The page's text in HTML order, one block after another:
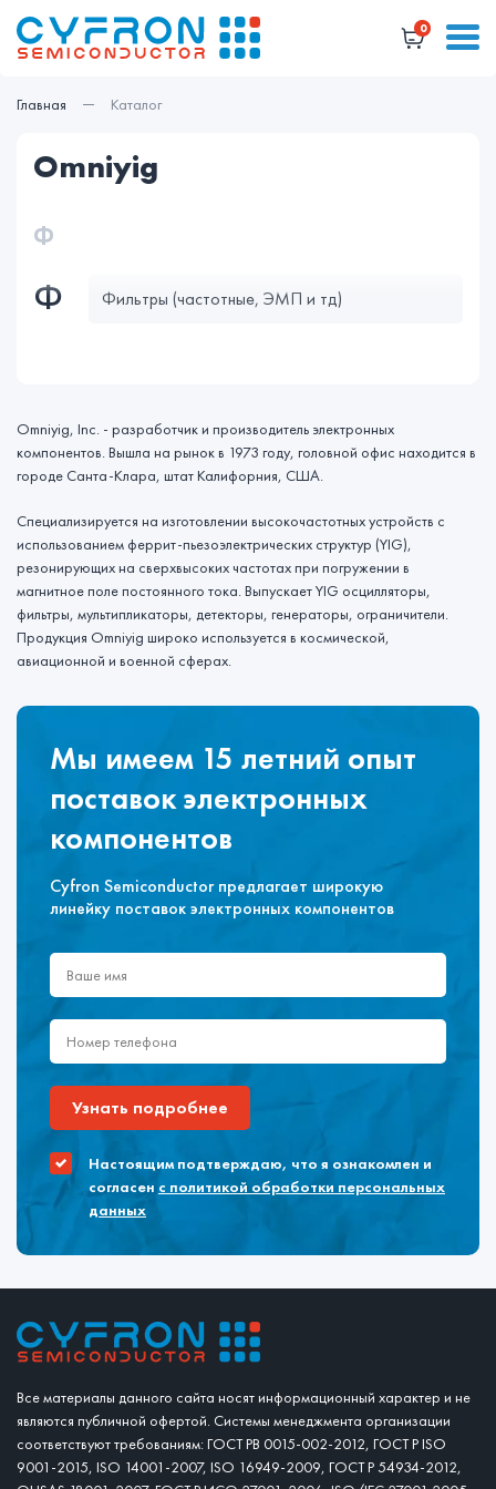
0
Главная Каталог
omniyig
Ф
Ф Фильтры (частотные, ЭМП и тд)
Omniyig, Inc. - разработчик и производитель электронных
компонентов. Вышла на рынок в 1973 году, головной офис находится в
городе Санта-Клара, штат Калифорния, США.
Специализируется на изготовлении высокочастотных устройств с
использованием феррит-пьезоэлектрических структур (YIG),
резонирующих на сверхвысоких частотах при погружении в
магнитное поле постоянного тока. Выпускает YIG осцилляторы,
фильтры, мультипликаторы, детекторы, генераторы, ограничители.
Продукция Omniyig широко используется в космической,
авиационной и военной сферах.
Мы имеем 15 летний опыт
поставок электронных
компонентов
Cyfron Semiconductor предлагает широкую
линейку поставок электронных компонентов
Узнать подробнее
Настоящим подтверждаю, что я ознакомлен и
согласен с политикой обработки персональных
данных
Все материалы данного сайта носят информационный характер и не
являются публичной офертой. Системы менеджмента организации
соответствуют требованиям: ГОСТ РВ 0015-002-2012, ГОСТ Р ISO
9001-2015, ISO 14001-2007, ISO 16949-2009, ГОСТ Р 54934-2012,